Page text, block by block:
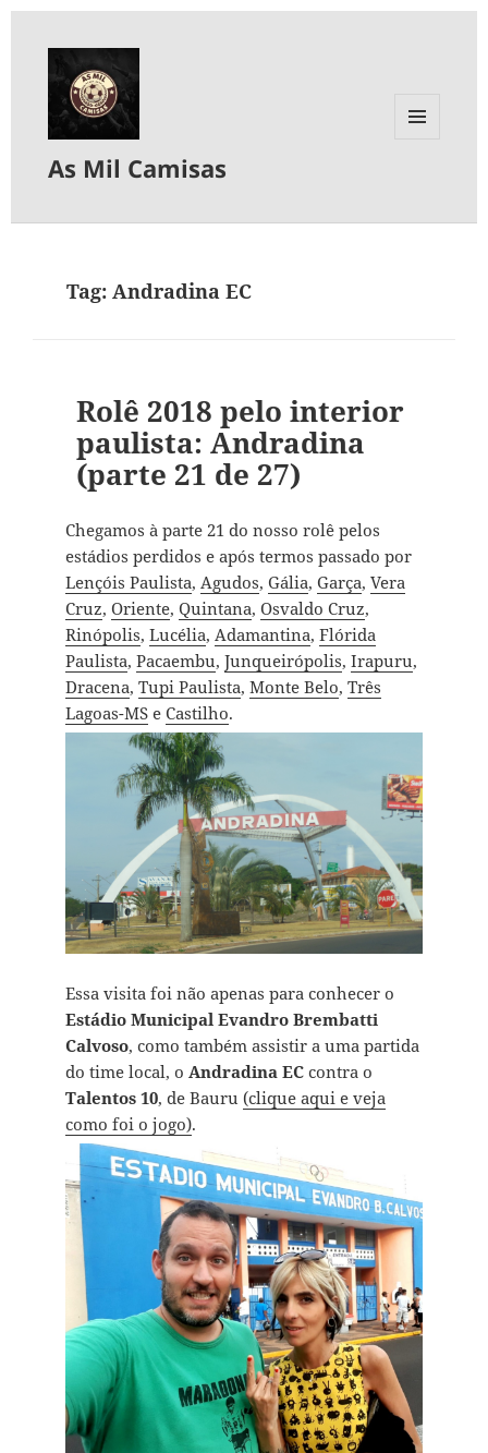
As Mil Camisas
Tag:Andradina EC
Rolê 2018 pelo interior
paulista: Andradina
(parte 21 de 27)
Chegamos à parte 21 do nosso rolê pelos
estádios perdidos e após termos passado por
Lençóis Paulista, Agudos, Gália, Garça, Vera
Cruz, Oriente, Quintana, Osvaldo Cruz,
Rinópolis, Lucélia, Adamantina, Flórida
Paulista, Pacaembu, Junqueirópolis, Irapuru,
Dracena, Tupi Paulista, Monte Belo, Três
Lagoas-MSe Castilho.
Essa visita foi não apenas para conhecer o
Estádio Municipal Evandro Brembatti
Calvoso, como também assistir a uma partida
do time local, o Andradina ECcontra o
Talentos 10, de Bauru (clique aqui e veja
como foi o jogo).